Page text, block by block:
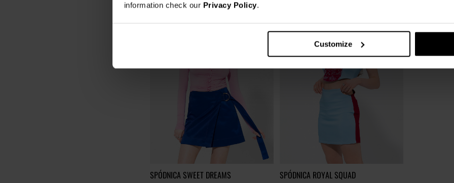
information check our Privacy Policy.
Customize
SPÓDNICA SWEET DREAMS
SPÓDNICA ROYAL SQUAD